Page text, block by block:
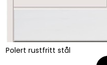
Polert rustfritt stål